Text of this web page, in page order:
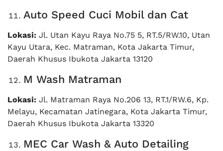
Auto Speed Cuci Mobil dan Cat
Lokasi: Jl. Utan Kayu Raya No.75 5, RT.5/RW.10, Utan
Kayu Utara, Kec. Matraman, Kota Jakarta Timur,
Daerah Khusus Ibukota Jakarta 13120
M Wash Matraman
Lokasi: Jl. Matraman Raya No.206 13, RT.1/RW.6, Kp.
Melayu, Kecamatan Jatinegara, Kota Jakarta Timur,
Daerah Khusus Ibukota Jakarta 13320
MEC Car Wash & Auto Detailing